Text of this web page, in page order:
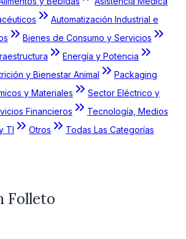
Automatización Industrial e
Bienes de Consumo y Servicios
Energía y Potencia
y Bienestar Animal
Packaging
y Materiales
Sector Eléctrico y
Financieros
Tecnología, Medios
TI
Otros
Todas Las Categorías
Folleto